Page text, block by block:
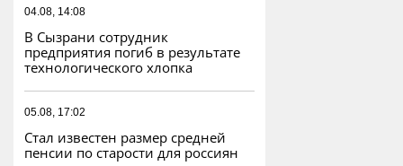
04.08, 14:08
В Сызрани сотрудник
предприятия погиб в результате
технологического хлопка
05.08, 17:02
Стал известен размер средней
пенсии по старости для россиян